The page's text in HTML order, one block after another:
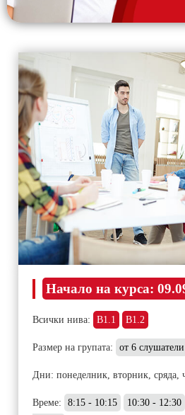
Начало на курса:
Всички нива: B1.1 B1.2
Размер на групата: от 6 слушатели
Дни: понеделник, вторник, сряда,
Време: 8:15 - 10:15 10:30 - 12:30